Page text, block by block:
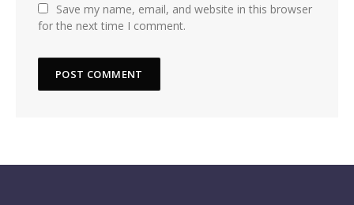
Save my name, email, and website in this browser
for the next time I comment.